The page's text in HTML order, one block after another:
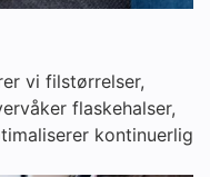
vi filstørrelser,
flaskehalser,
kontinuerlig